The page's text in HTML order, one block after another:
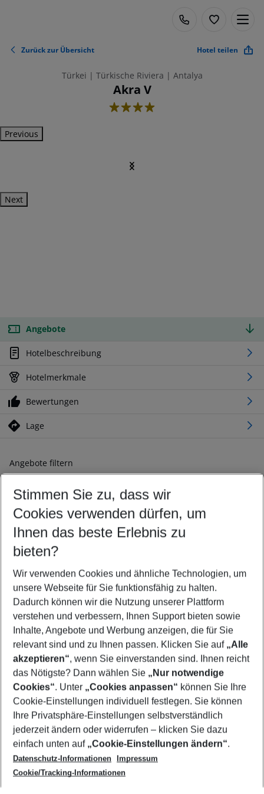
Zurück zur Übersicht Hotel teilen
Türkei | Türkische Riviera | Antalya
Akra V
4
Previous
Next
Angebote
Hotelbeschreibung
Hotelmerkmale
Bewertungen
Lage
Angebote filtern
Ändern Sie Ihre Kriterien nach Ihren Wünschen
Abflughafen wählen
Beliebiger Abflughafen
Reisezeitraum wählen
09.08.26– 07.08.27 5-8 Nächte
2 Erwachsene Keine Kinder
Mehr Filter anzeigen
Footer
Footer navigation
Über uns
AGB
Cookie-Einstellungen ändern
Cookie-Richtlinie
Datenschutz
Service & Hilfe
Barrierefreies Reisen
Check-in
Folgen Sie uns
Stimmen Sie zu, dass wir
Cookies verwenden dürfen, um
Ihnen das beste Erlebnis zu
bieten?
Wir verwenden Cookies und ähnliche Technologien, um
unsere Webseite für Sie funktionsfähig zu halten.
Dadurch können wir die Nutzung unserer Plattform
verstehen und verbessern, Ihnen Support bieten sowie
Inhalte, Angebote und Werbung anzeigen, die für Sie
relevant sind und zu Ihnen passen. Klicken Sie auf „Alle
akzeptieren“, wenn Sie einverstanden sind. Ihnen reicht
das Nötigste? Dann wählen Sie „Nur notwendige
Cookies“. Unter „Cookies anpassen“ können Sie Ihre
Cookie-Einstellungen individuell festlegen. Sie können
Ihre Privatsphäre-Einstellungen selbstverständlich
jederzeit ändern oder widerrufen – klicken Sie dazu
einfach unten auf „Cookie-Einstellungen ändern“.
Datenschutz-Informationen
Impressum
Cookie/Tracking-Informationen